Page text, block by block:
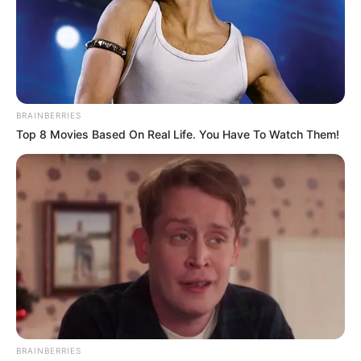
se estarían convirtiendo en blanco para los ataques
verbales y también para las amenazas físicas, atentados
y persecución judicial.
Lea también:Daniel Quintero denunciará ante la Fiscalía
al alcalde Federico Gutiérrez
"Colombia está mirando a Antioquia, no por lo que dice,
sino por lo que hace.Desde este territorio defendemos la
legalidad, apoyamos a nuestros Soldados y Policías, y
gobernamos con austeridad y responsabilidad social",
señaló Andrés Julián Rendón
BRAINBERRIES
Top 8 Movies Based On Real Life. You Have To Watch Them!
BRAINBERRIES